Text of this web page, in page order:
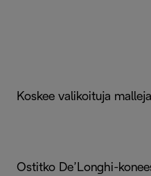
Koskee valikoituja malleja
Ostitko De’Longhi-